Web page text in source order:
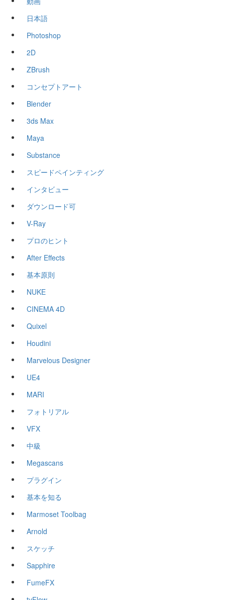
日本語
Photoshop
2D
ZBrush
コンセプトアート
Blender
3ds Max
Maya
Substance
スピードペインティング
インタビュー
ダウンロード可
V-Ray
プロのヒント
After Effects
基本原則
NUKE
CINEMA 4D
Quixel
Houdini
Marvelous Designer
UE4
MARI
フォトリアル
VFX
中級
Megascans
プラグイン
基本を知る
Marmoset Toolbag
Arnold
スケッチ
Sapphire
FumeFX